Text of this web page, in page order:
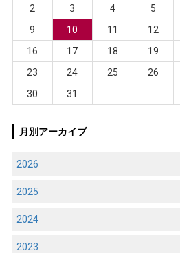
2
3 4 5
9
10 11 12
16
17 18 19
23
24 25 26
30
31
月別アーカイブ
2026
2025
2024
2023